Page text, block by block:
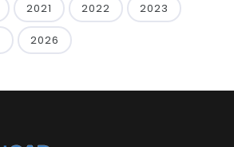
2021 2022 2023
2026